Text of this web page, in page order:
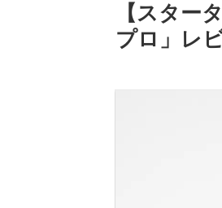
【スター
プロ」レ